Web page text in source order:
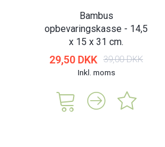
Bambus
opbevaringskasse - 14,5
x 15 x 31 cm.
29,50 DKK 39,00 DKK
Inkl. moms